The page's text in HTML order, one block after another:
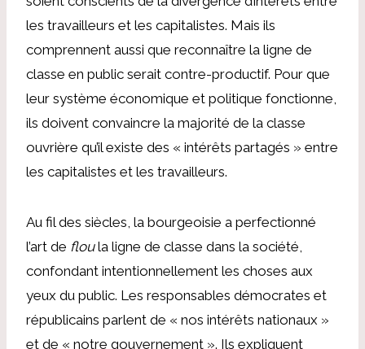
les travailleurs et les capitalistes. Mais ils
comprennent aussi que reconnaître la ligne de
classe en public serait contre-productif. Pour que
leur système économique et politique fonctionne,
ils doivent convaincre la majorité de la classe
ouvrière qu’il existe des « intérêts partagés » entre
les capitalistes et les travailleurs.
Au fil des siècles, la bourgeoisie a perfectionné
l’art de floula ligne de classe dans la société,
confondant intentionnellement les choses aux
yeux du public. Les responsables démocrates et
républicains parlent de « nos intérêts nationaux »
et de « notre gouvernement ». Ils expliquent